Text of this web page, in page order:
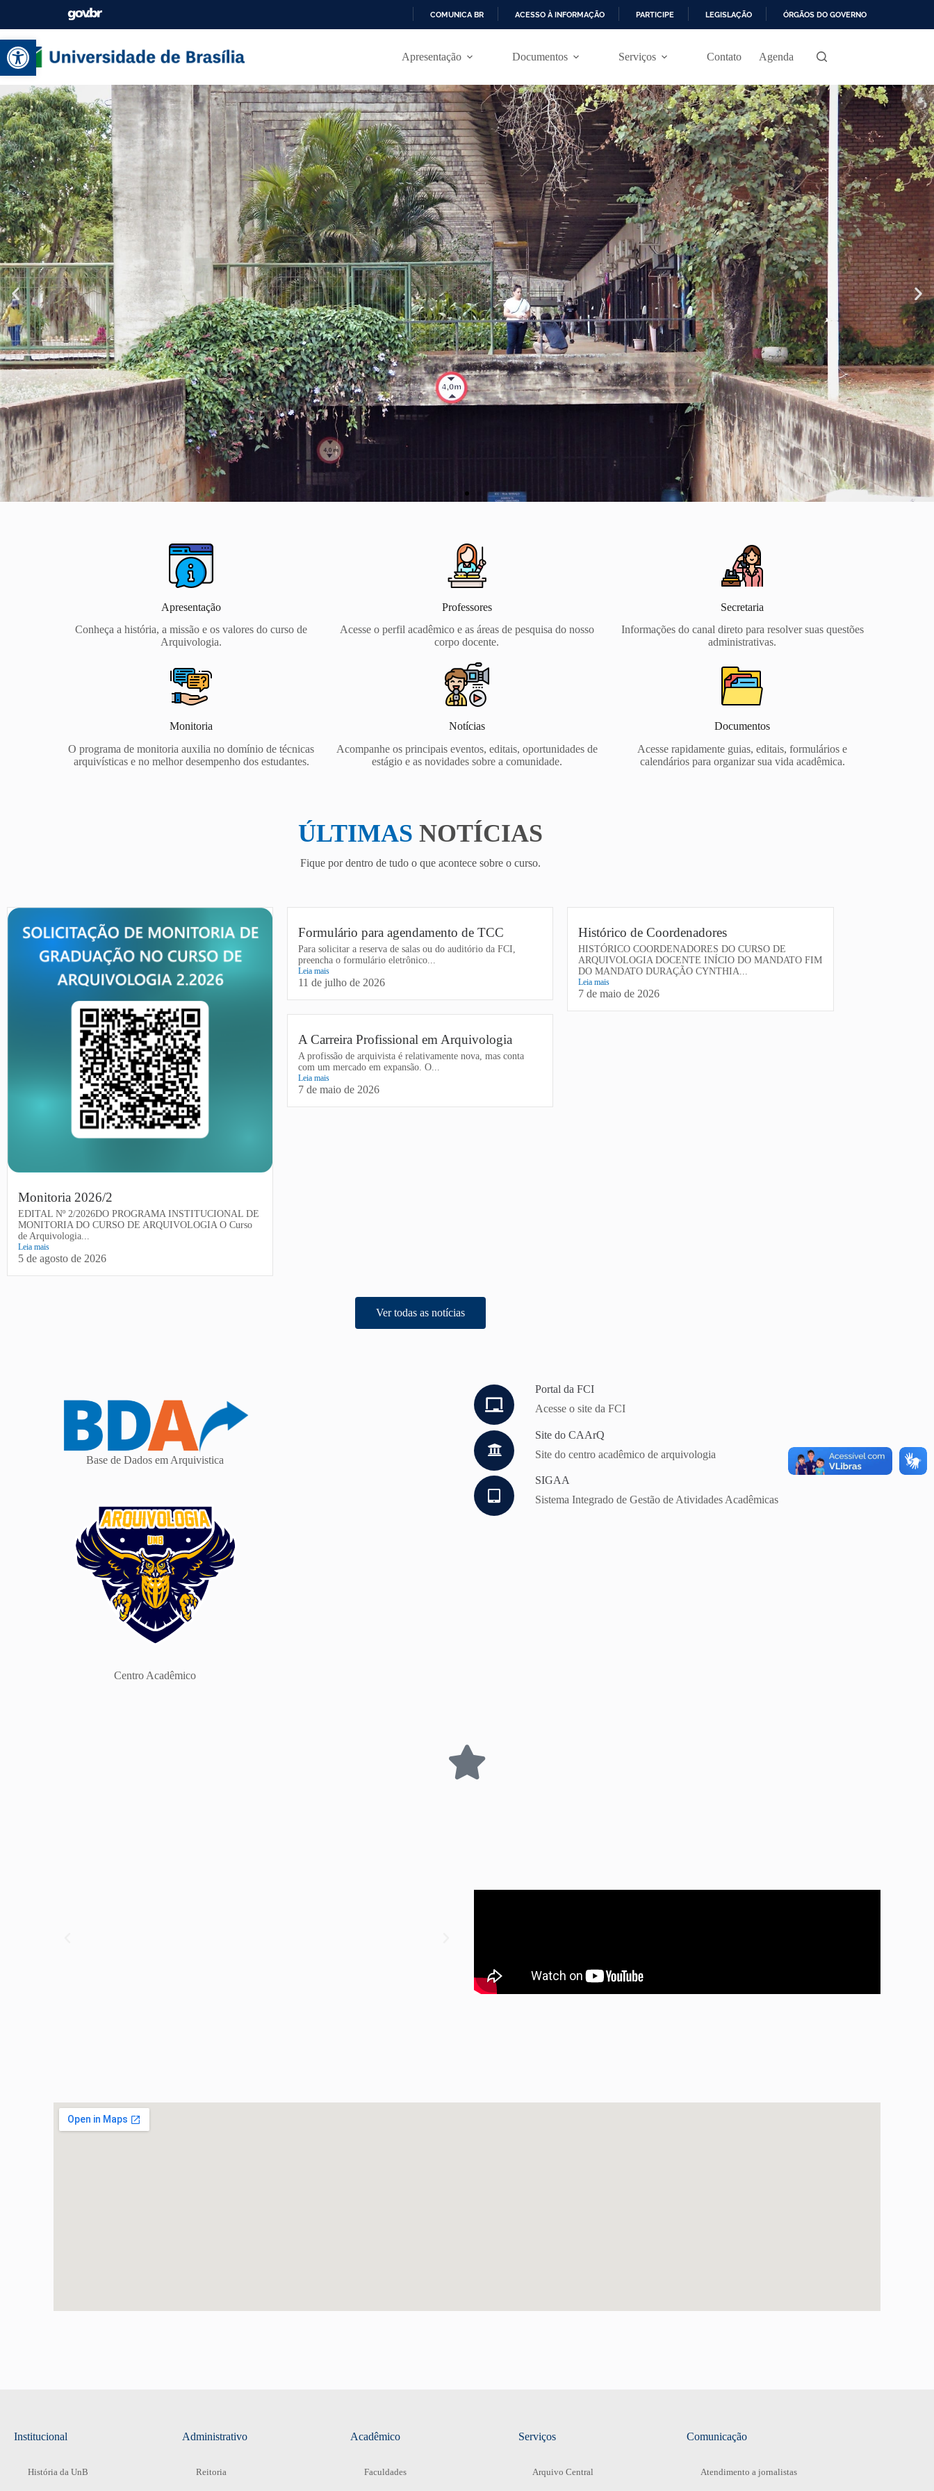
Abrir a barra de ferramentas
P
R
A
O
C
O
N
T
E
Ú
D
O
COMUNICA BR ACESSO À INFORMAÇÃO PARTICIPE LEGISLAÇÃO ÓRGÃOS DO GOVERNO
Apresentação Documentos Serviços Contato Agenda
Curso de
Arquivologia
Faculdade de Ciência da
Informação
Apresentação
Conheça a história, a missão e os valores do curso de
Arquivologia.
Professores
Acesse o perfil acadêmico e as áreas de pesquisa do nosso
corpo docente.
Secretaria
Informações do canal direto para resolver suas questões
administrativas.
Monitoria
O programa de monitoria auxilia no domínio de técnicas
arquivísticas e no melhor desempenho dos estudantes.
Notícias
Acompanhe os principais eventos, editais, oportunidades de
estágio e as novidades sobre a comunidade.
Documentos
Acesse rapidamente guias, editais, formulários e
calendários para organizar sua vida acadêmica.
ÚLTIMAS NOTÍCIAS
Fique por dentro de tudo o que acontece sobre o curso.
Monitoria 2026/2
EDITAL Nº 2/2026DO PROGRAMA INSTITUCIONAL DE
MONITORIA DO CURSO DE ARQUIVOLOGIA O Curso
de Arquivologia...
Leia mais
5 de agosto de 2026
Formulário para agendamento de TCC
Para solicitar a reserva de salas ou do auditório da FCI,
preencha o formulário eletrônico...
Leia mais
11 de julho de 2026
Histórico de Coordenadores
HISTÓRICO COORDENADORES DO CURSO DE
ARQUIVOLOGIA DOCENTE INÍCIO DO MANDATO FIM
DO MANDATO DURAÇÃO CYNTHIA...
Leia mais
7 de maio de 2026
A Carreira Profissional em Arquivologia
A profissão de arquivista é relativamente nova, mas conta
com um mercado em expansão. O...
Leia mais
7 de maio de 2026
Ver todas as notícias
Base de Dados em Arquivistica
Centro Acadêmico
Portal da FCI
Acesse o site da FCI
Site do CAArQ
Site do centro acadêmico de arquivologia
SIGAA
Sistema Integrado de Gestão de Atividades Acadêmicas
Institucional
História da UnB
Administrativo
Reitoria
Acadêmico
Faculdades
Serviços
Arquivo Central
Comunicação
Atendimento a jornalistas